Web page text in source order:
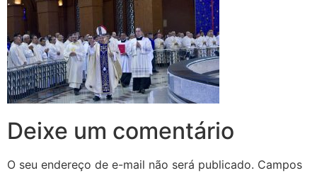
Deixe um comentário
O seu endereço de e-mail não será publicado. Campos